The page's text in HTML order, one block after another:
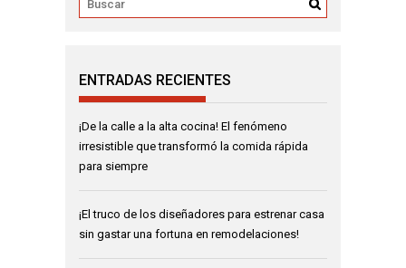
ENTRADAS RECIENTES
¡De la calle a la alta cocina! El fenómeno
irresistible que transformó la comida rápida
para siempre
¡El truco de los diseñadores para estrenar casa
sin gastar una fortuna en remodelaciones!